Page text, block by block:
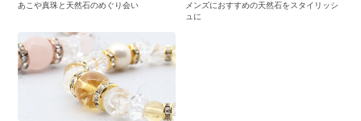
あこや真珠と天然石のめぐり会い
メンズにおすすめの天然石をスタイリッシ
ュに